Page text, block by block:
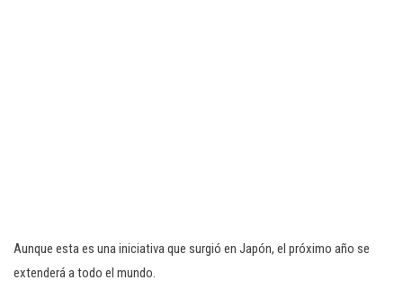
Aunque esta es una iniciativa que surgió en Japón, el próximo año se
extenderá a todo el mundo.